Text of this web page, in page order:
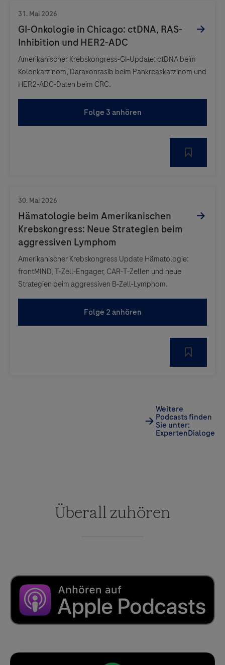
Amerikanischer Krebskongress-GI-Update: ctDNA beim
Kolonkarzinom, Daraxonrasib beim Pankreaskarzinom und
HER2-ADC-Daten beim CRC.
Folge 3 anhören
Amerikanischer Krebskongress Update Hämatologie:
frontMIND, T-Zell-Engager, CAR-T-Zellen und neue
Strategien beim aggressiven B-Zell-Lymphom.
Folge 2 anhören
Weitere
Podcasts finden
Sie unter:
ExpertenDialoge
Überall zuhören